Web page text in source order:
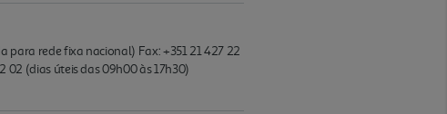
para rede fixa nacional) Fax: +351 21 427 22
(dias úteis das 09h00 às 17h30)